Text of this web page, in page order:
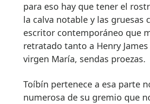
para eso hay que tener el
la calva notable y las gruesas
escritor contemporáneo que
retratado tanto a Henry
virgen María, sendas proezas.
Toíbín pertenece a esa parte
numerosa de su gremio que